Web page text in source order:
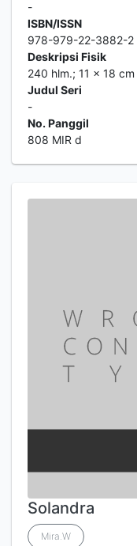
-
ISBN/ISSN
978-979-22-3882-2
Deskripsi Fisik
240 hlm.; 11 x 18 cm
Judul Seri
-
No. Panggil
808 MIR d
Solandra
Mira.W